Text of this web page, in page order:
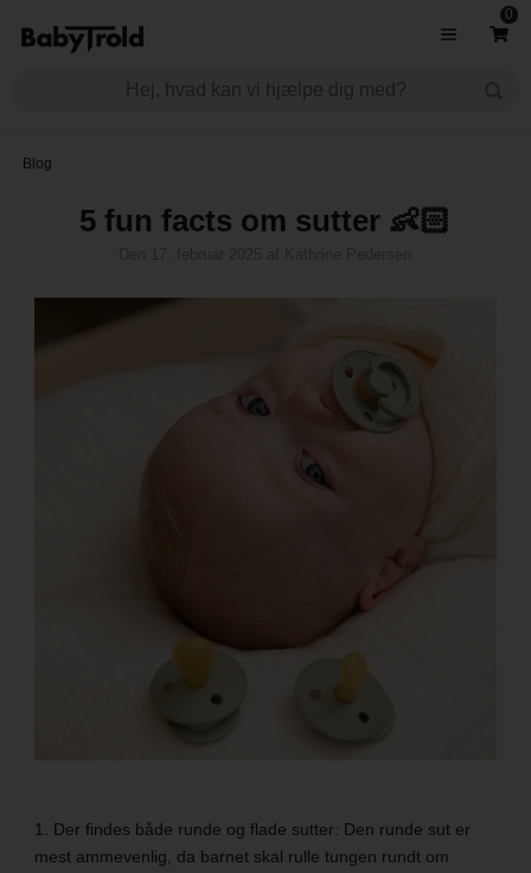
0
Blog
5 fun facts om sutter 👶🏻
1. Der findes både runde og flade sutter: Den runde sut er
mest ammevenlig, da barnet skal rulle tungen rundt om